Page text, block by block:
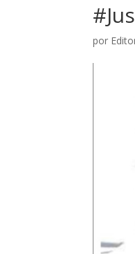
por